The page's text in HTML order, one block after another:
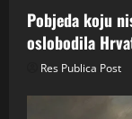
Pobjeda koju
oslobodila
Res Publica Post